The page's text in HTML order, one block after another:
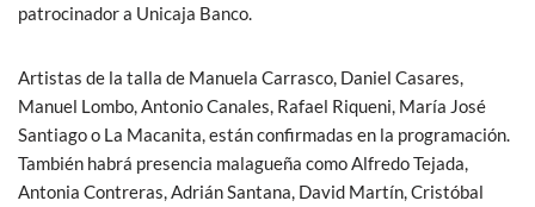
patrocinador a Unicaja Banco.
Artistas de la talla de Manuela Carrasco, Daniel Casares,
Manuel Lombo, Antonio Canales, Rafael Riqueni, María José
Santiago o La Macanita, están confirmadas en la programación.
También habrá presencia malagueña como Alfredo Tejada,
Antonia Contreras, Adrián Santana, David Martín, Cristóbal